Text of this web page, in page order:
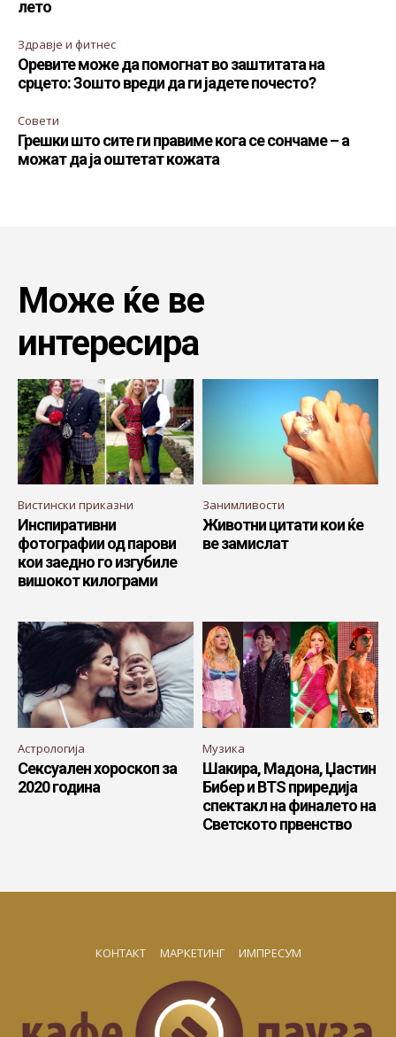
лето
Здравје и фитнес
Оревите може да помогнат во заштитата на
срцето: Зошто вреди да ги јадете почесто?
Совети
Грешки што сите ги правиме кога се сончаме – а
можат да ја оштетат кожата
Може ќе ве
интересира
Вистински приказни
Инспиративни
фотографии од парови
кои заедно го изгубиле
вишокот килограми
Занимливости
Животни цитати кои ќе
ве замислат
Астрологија
Сексуален хороскоп за
2020 година
Музика
Шакира, Мадона, Џастин
Бибер и BTS приредија
спектакл на финалето на
Светското првенство
КОНТАКТ МАРКЕТИНГ ИМПРЕСУМ